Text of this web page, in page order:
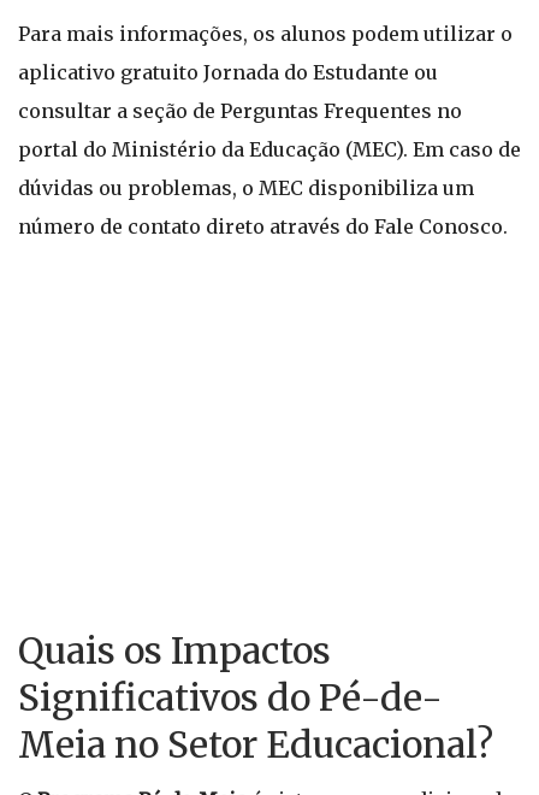
Para mais informações, os alunos podem utilizar o
aplicativo gratuito Jornada do Estudante ou
consultar a seção de Perguntas Frequentes no
portal do Ministério da Educação (MEC). Em caso de
dúvidas ou problemas, o MEC disponibiliza um
número de contato direto através do Fale Conosco.
Quais os Impactos
Significativos do Pé-de-
Meia no Setor Educacional?